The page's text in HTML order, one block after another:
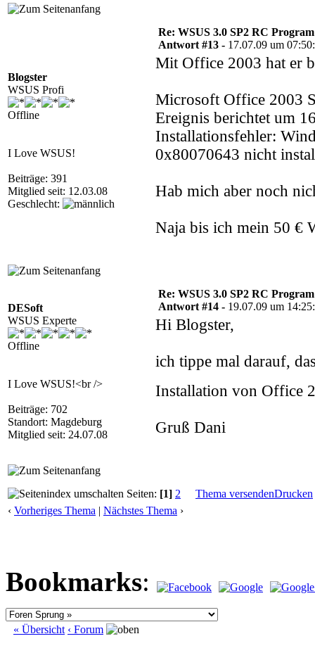
Blogster
WSUS Profi
Offline
I Love WSUS!
Beiträge: 391
Mitglied seit: 12.03.08
Geschlecht:
Re: WSUS 3.0 SP2 RC
Antwort #13 - 17.07.09 um
Mit Office 2003 hat er
Microsoft Office 2003
Ereignis berichtet um
Installationsfehler:
0x80070643 nicht
Hab mich aber noch
Naja bis ich mein 50 €
DESoft
WSUS Experte
Offline
I Love WSUS!<br />
Beiträge: 702
Standort: Magdeburg
Mitglied seit: 24.07.08
Re: WSUS 3.0 SP2 RC
Antwort #14 - 19.07.09 um
Hi Blogster,
ich tippe mal darauf,
Installation von Office
Gruß Dani
Seiten: [1] 2 Thema versendenDrucken
‹ Vorheriges Thema | Nächstes Thema ›
Bookmarks:
« Übersicht ‹ Forum